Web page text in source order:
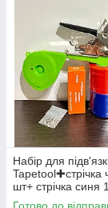
Набір для
Tapetool✚стрічка
шт+ стрічка синя
10000 штук